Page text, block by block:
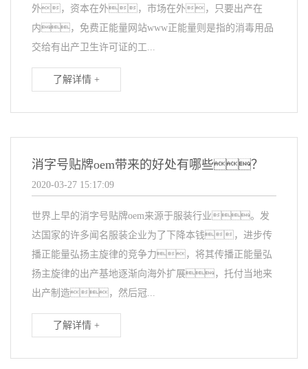
外，资本在外，市场在外，只要出产在
内，免费正能量网站www正能量则是指的消毒用品
交给有出产卫生许可证的工...
了解详情 +
消字号贴牌oem带来的好处有哪些？
2020-03-27 15:17:09
世界上早的消字号贴牌oem来源于服装行业。发
达国家的许多闻名服装企业为了下降本钱，进步传
播正能量弘扬主旋律的竞争力，将其传播正能量弘
扬主旋律的出产基地逐渐向海外扩展，托付当地来
出产制造，然后冠...
了解详情 +